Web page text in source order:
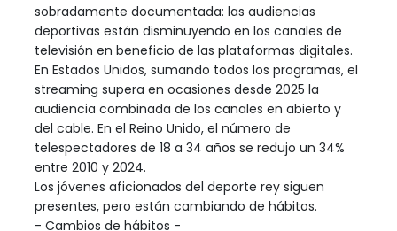
sobradamente documentada: las audiencias
deportivas están disminuyendo en los canales de
televisión en beneficio de las plataformas digitales.
En Estados Unidos, sumando todos los programas, el
streaming supera en ocasiones desde 2025 la
audiencia combinada de los canales en abierto y
del cable. En el Reino Unido, el número de
telespectadores de 18 a 34 años se redujo un 34%
entre 2010 y 2024.
Los jóvenes aficionados del deporte rey siguen
presentes, pero están cambiando de hábitos.
- Cambios de hábitos -